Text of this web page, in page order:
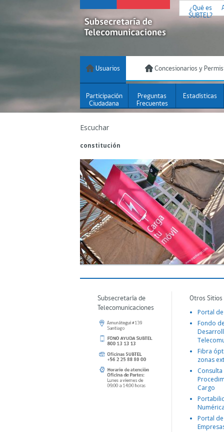
¿Qué es
SUBTEL?
Usuarios Concesionarios y
Participación
Ciudadana
Preguntas
Frecuentes
Estadísticas
Escuchar
constitución
Subsecretaría de
Telecomunicaciones
Otros
Portal
Fondo
Fibra
zonas
Consulta
Cargo
Portal